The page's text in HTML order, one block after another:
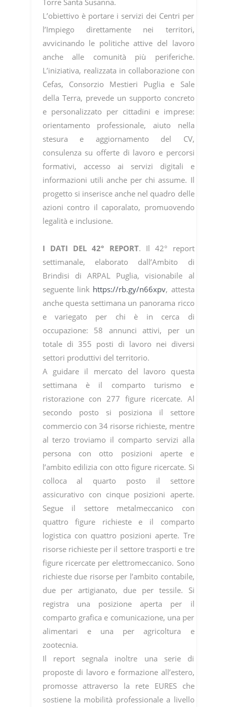
L’obiettivo è portare i servizi dei Centri per
l’Impiego direttamente nei territori,
avvicinando le politiche attive del lavoro
anche alle comunità più periferiche.
L’iniziativa, realizzata in collaborazione con
Cefas, Consorzio Mestieri Puglia e Sale
della Terra, prevede un supporto concreto
e personalizzato per cittadini e imprese:
orientamento professionale, aiuto nella
stesura e aggiornamento del CV,
consulenza su offerte di lavoro e percorsi
formativi, accesso ai servizi digitali e
informazioni utili anche per chi assume. Il
progetto si inserisce anche nel quadro delle
azioni contro il caporalato, promuovendo
legalità e inclusione.
I DATI DEL 42° REPORT. Il 42° report
settimanale, elaborato dall’Ambito di
Brindisi di ARPAL Puglia, visionabile al
seguente link https://rb.gy/n66xpv, attesta
anche questa settimana un panorama ricco
e variegato per chi è in cerca di
occupazione: 58 annunci attivi, per un
totale di 355 posti di lavoro nei diversi
settori produttivi del territorio.
A guidare il mercato del lavoro questa
settimana è il comparto turismo e
ristorazione con 277 figure ricercate. Al
secondo posto si posiziona il settore
commercio con 34 risorse richieste, mentre
al terzo troviamo il comparto servizi alla
persona con otto posizioni aperte e
l’ambito edilizia con otto figure ricercate. Si
colloca al quarto posto il settore
assicurativo con cinque posizioni aperte.
Segue il settore metalmeccanico con
quattro figure richieste e il comparto
logistica con quattro posizioni aperte. Tre
risorse richieste per il settore trasporti e tre
figure ricercate per elettromeccanico. Sono
richieste due risorse per l’ambito contabile,
due per artigianato, due per tessile. Si
registra una posizione aperta per il
comparto grafica e comunicazione, una per
alimentari e una per agricoltura e
zootecnia.
Il report segnala inoltre una serie di
proposte di lavoro e formazione all’estero,
promosse attraverso la rete EURES che
sostiene la mobilità professionale a livello